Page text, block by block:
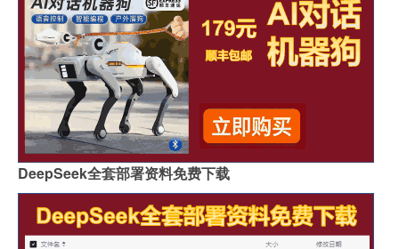
DeepSeek全套部署资料免费下载